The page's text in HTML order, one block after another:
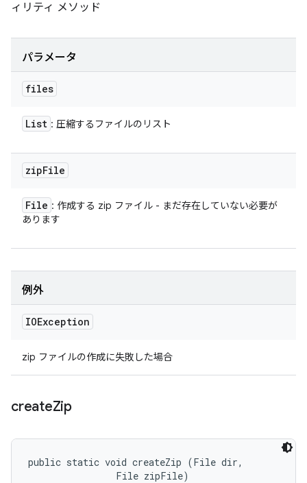
ィリティ メソッド
パラメータ
files
List : 圧縮するファイルのリスト
zipFile
File : 作成する zip ファイル - まだ存在していない必要が
あります
例外
IOException
zip ファイルの作成に失敗した場合
createZip
public static void createZip (File dir,
                File zipFile)